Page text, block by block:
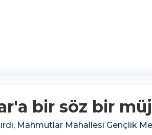
bir söz bir
Mahmutlar Mahallesi Gençlik